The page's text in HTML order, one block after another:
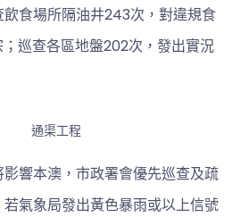
食場所隔油井243次，對違規食
巡查各區地盤202次，發出實況
響本澳，市政署會優先巡查及疏
氣象局發出黃色暴雨或以上信號